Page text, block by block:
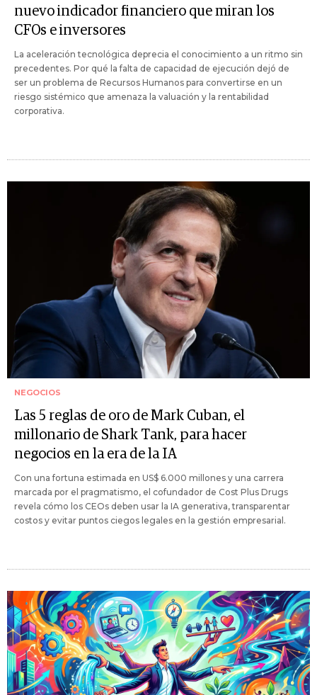
nuevo indicador financiero que miran los
CFOs e inversores
La aceleración tecnológica deprecia el conocimiento a un ritmo sin
precedentes. Por qué la falta de capacidad de ejecución dejó de
ser un problema de Recursos Humanos para convertirse en un
riesgo sistémico que amenaza la valuación y la rentabilidad
corporativa.
NEGOCIOS
Las 5 reglas de oro de Mark Cuban, el
millonario de Shark Tank, para hacer
negocios en la era de la IA
Con una fortuna estimada en US$ 6.000 millones y una carrera
marcada por el pragmatismo, el cofundador de Cost Plus Drugs
revela cómo los CEOs deben usar la IA generativa, transparentar
costos y evitar puntos ciegos legales en la gestión empresarial.